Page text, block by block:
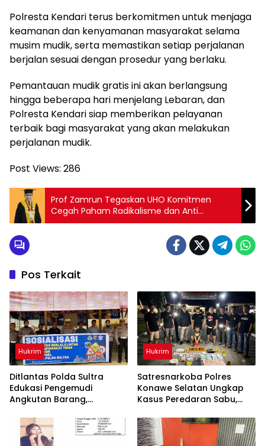
Polresta Kendari terus berkomitmen untuk menjaga
keamanan dan kenyamanan masyarakat selama
musim mudik, serta memastikan setiap perjalanan
berjalan sesuai dengan prosedur yang berlaku.
Pemantauan mudik gratis ini akan berlangsung
hingga beberapa hari menjelang Lebaran, dan
Polresta Kendari siap memberikan pelayanan
terbaik bagi masyarakat yang akan melakukan
perjalanan mudik.
Post Views: 286
Prof Zamrun Tegaskan UHO Komitmen
Cegah Paham Radikalisme dan Anti
Pancasila
Pos Terkait
Hukrim
Ditlantas Polda Sultra
Edukasi Pengemudi
Angkutan Barang,
Kendaraan Demi
Keselamatan Berlalu Lintas
Hukrim
Satresnarkoba Polres
Konawe Selatan Ungkap
Kasus Peredaran Sabu,
Diamankan